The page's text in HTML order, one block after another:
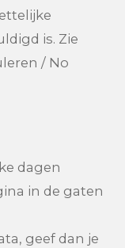
is. Zie
/ No
dagen
in de gaten
geef dan je